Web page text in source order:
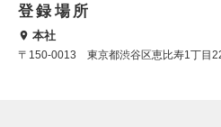
登録場所
本社
〒150-0013 東京都渋谷区恵比寿1丁目